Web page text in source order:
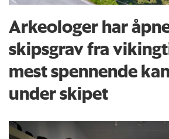
Arkeologer har
skipsgrav fra
mest spennende
under skipet